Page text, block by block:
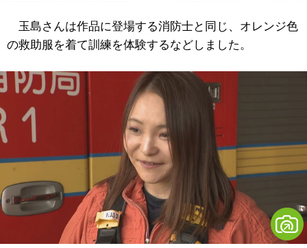
玉島さんは作品に登場する消防士と同じ、オレンジ色
の救助服を着て訓練を体験するなどしました。